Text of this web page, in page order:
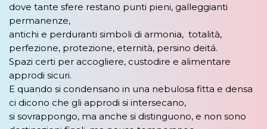
dove tante sfere restano punti pieni, galleggianti
permanenze,
antichi e perduranti simboli di armonia, totalità,
perfezione, protezione, eternità, persino deitá.
Spazi certi per accogliere, custodire e alimentare
approdi sicuri.
E quando si condensano in una nebulosa fitta e densa
ci dicono che gli approdi si intersecano,
si sovrappongo, ma anche si distinguono, e non sono